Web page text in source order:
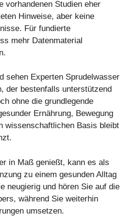
vorhandenen Studien eher
Hinweise, aber keine
Für fundierte
mehr Datenmaterial
sehen Experten Sprudelwasser
der bestenfalls unterstützend
ohne die grundlegende
Ernährung, Bewegung
wissenschaftlichen Basis bleibt
in Maß genießt, kann es als
zu einem gesunden Alltag
neugierig und hören Sie auf die
während Sie weiterhin
umsetzen.